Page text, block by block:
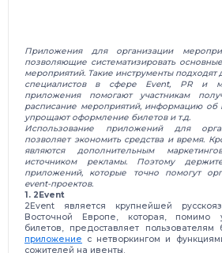
Приложения для организации
позволяющие систематизировать
мероприятий. Такие инструменты подходят
специалистов в сфере Event, PR и
приложения помогают участникам
расписание мероприятий, информацию об
упрощают оформление билетов и т.д.
Использование приложений для
позволяет экономить средства и время.
являются дополнительным
источником рекламы. Поэтому
приложений, которые точно помогут
event-проектов.
1. 2Event
2Event является крупнейшей
Восточной Европе, которая, помимо
билетов, предоставляет пользователям
приложение с нетворкингом и
сожителей на ивенты.